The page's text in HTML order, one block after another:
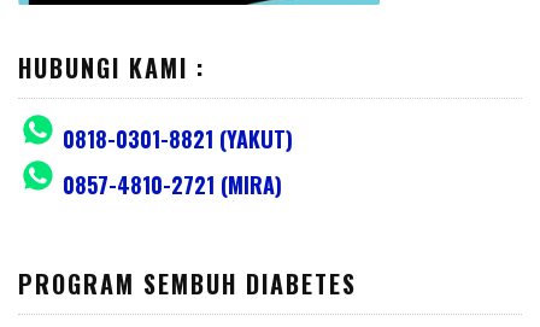
HUBUNGI KAMI :
0818-0301-8821 (YAKUT)
0857-4810-2721 (MIRA)
PROGRAM SEMBUH DIABETES